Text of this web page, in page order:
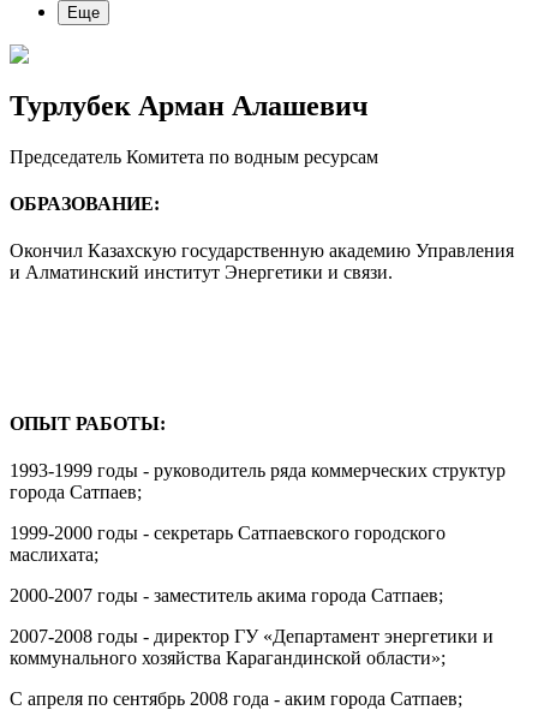
Еще
Турлубек Арман Алашевич
Председатель Комитета по водным ресурсам
ОБРАЗОВАНИЕ:
Окончил Казахскую государственную академию Управления
и Алматинский институт Энергетики и связи.
ОПЫТ РАБОТЫ:
1993-1999 годы - руководитель ряда коммерческих структур
города Сатпаев;
1999-2000 годы - секретарь Сатпаевского городского
маслихата;
2000-2007 годы - заместитель акима города Сатпаев;
2007-2008 годы - директор ГУ «Департамент энергетики и
коммунального хозяйства Карагандинской области»;
С апреля по сентябрь 2008 года - аким города Сатпаев;